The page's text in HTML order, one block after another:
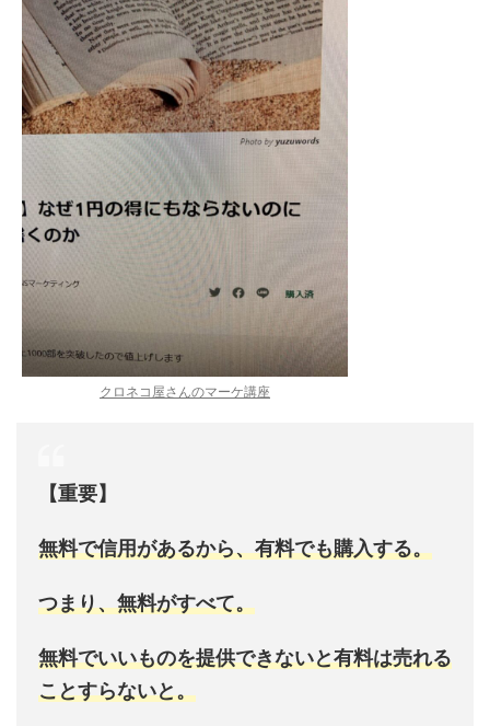
クロネコ屋さんのマーケ講座
【重要】
無料で信用があるから、有料でも購入する。
つまり、無料がすべて。
無料でいいものを提供できないと有料は売れる
ことすらないと。